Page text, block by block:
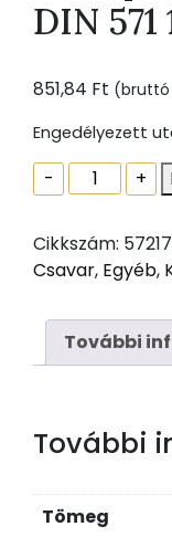
DIN
851,84 Ft (bruttó
Engedélyezett
-
Hatlapfejû
571
12
400
Horg
+
Cikkszám:
Csavar, Egyéb,
További
További
Tömeg